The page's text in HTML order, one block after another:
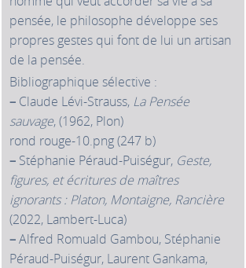
pensée, le philosophe développe ses
propres gestes qui font de lui un artisan
de la pensée.
Bibliographique sélective :
– Claude Lévi-Strauss, La Pensée
sauvage, (1962, Plon)
rond rouge-10.png (247 b)
– Stéphanie Péraud-Puiségur, Geste,
figures, et écritures de maîtres
ignorants : Platon, Montaigne, Rancière
(2022, Lambert-Luca)
–Alfred Romuald Gambou, Stéphanie
Péraud-Puiségur, Laurent Gankama,